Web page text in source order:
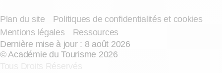
Plan du site
Politiques de confidentialités et cookies
Mentions légales
Ressources
Dernière mise à jour : 8 août 2026
© Académie du Tourisme 2026